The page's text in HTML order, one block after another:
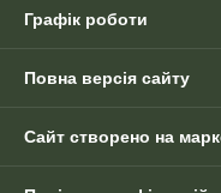
Графік роботи
Повна версія сайту
Сайт створено на